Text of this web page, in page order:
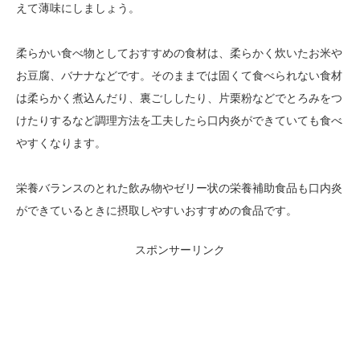
えて薄味にしましょう。
柔らかい食べ物としておすすめの食材は、柔らかく炊いたお米や
お豆腐、バナナなどです。そのままでは固くて食べられない食材
は柔らかく煮込んだり、裏ごししたり、片栗粉などでとろみをつ
けたりするなど調理方法を工夫したら口内炎ができていても食べ
やすくなります。
栄養バランスのとれた飲み物やゼリー状の栄養補助食品も口内炎
ができているときに摂取しやすいおすすめの食品です。
スポンサーリンク